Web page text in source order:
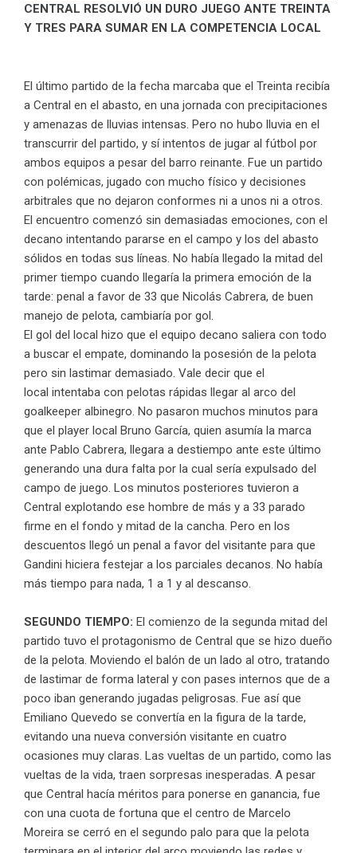
CENTRAL RESOLVIÓ UN DURO JUEGO ANTE TREINTA
Y TRES PARA SUMAR EN LA COMPETENCIA LOCAL
El último partido de la fecha marcaba que el Treinta recibía
a Central en el abasto, en una jornada con precipitaciones
y amenazas de lluvias intensas. Pero no hubo lluvia en el
transcurrir del partido, y sí intentos de jugar al fútbol por
ambos equipos a pesar del barro reinante. Fue un partido
con polémicas, jugado con mucho físico y decisiones
arbitrales que no dejaron conformes ni a unos ni a otros.
El encuentro comenzó sin demasiadas emociones, con el
decano intentando pararse en el campo y los del abasto
sólidos en todas sus líneas. No había llegado la mitad del
primer tiempo cuando llegaría la primera emoción de la
tarde: penal a favor de 33 que Nicolás Cabrera, de buen
manejo de pelota, cambiaría por gol.
El gol del local hizo que el equipo decano saliera con todo
a buscar el empate, dominando la posesión de la pelota
pero sin lastimar demasiado. Vale decir que el
local intentaba con pelotas rápidas llegar al arco del
goalkeeper albinegro. No pasaron muchos minutos para
que el player local Bruno García, quien asumía la marca
ante Pablo Cabrera, llegara a destiempo ante este último
generando una dura falta por la cual sería expulsado del
campo de juego. Los minutos posteriores tuvieron a
Central explotando ese hombre de más y a 33 parado
firme en el fondo y mitad de la cancha. Pero en los
descuentos llegó un penal a favor del visitante para que
Gandini hiciera festejar a los parciales decanos. No había
más tiempo para nada, 1 a 1 y al descanso.
SEGUNDO TIEMPO: El comienzo de la segunda mitad del
partido tuvo el protagonismo de Central que se hizo dueño
de la pelota. Moviendo el balón de un lado al otro, tratando
de lastimar de forma lateral y con pases internos que de a
poco iban generando jugadas peligrosas. Fue así que
Emiliano Quevedo se convertía en la figura de la tarde,
evitando una nueva conversión visitante en cuatro
ocasiones muy claras. Las vueltas de un partido, como las
vueltas de la vida, traen sorpresas inesperadas. A pesar
que Central hacía méritos para ponerse en ganancia, fue
con una cuota de fortuna que el centro de Marcelo
Moreira se cerró en el segundo palo para que la pelota